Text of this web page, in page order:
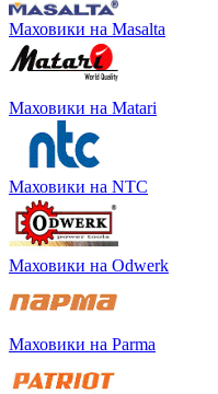
Маховики на Masalta
Маховики на Matari
Маховики на NTC
Маховики на Odwerk
Маховики на Parma